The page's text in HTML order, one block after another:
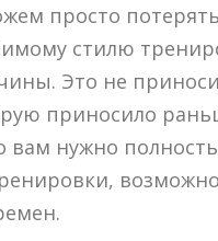
просто
стилю
Это не
приносило
вам нужно